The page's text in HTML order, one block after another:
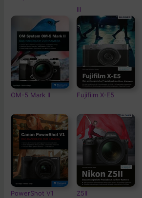
III
OM-5 Mark II Fujifilm X-E5
PowerShot V1 Z5II